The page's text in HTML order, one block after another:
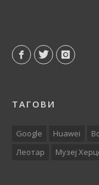
ТАГОВИ
Google Huawei
Леотар
Музеј